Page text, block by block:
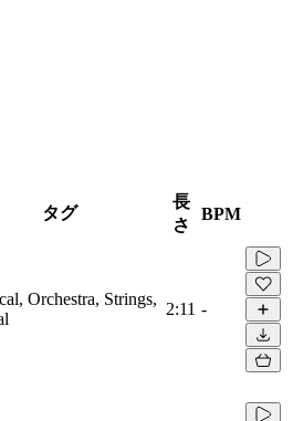
タグ
長
さ
BPM
Orchestra, Strings,
2:11 -